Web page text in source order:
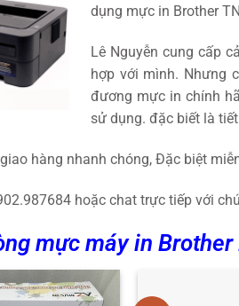
dụng mực in Brother
Lê Nguyễn cung cấp
hợp với mình. Nhưng
đương mực in chính
sử dụng. đặc biết là
hàng nhanh chóng, Đặc biệt
hoặc chat trực tiếp với
mực máy in Brother